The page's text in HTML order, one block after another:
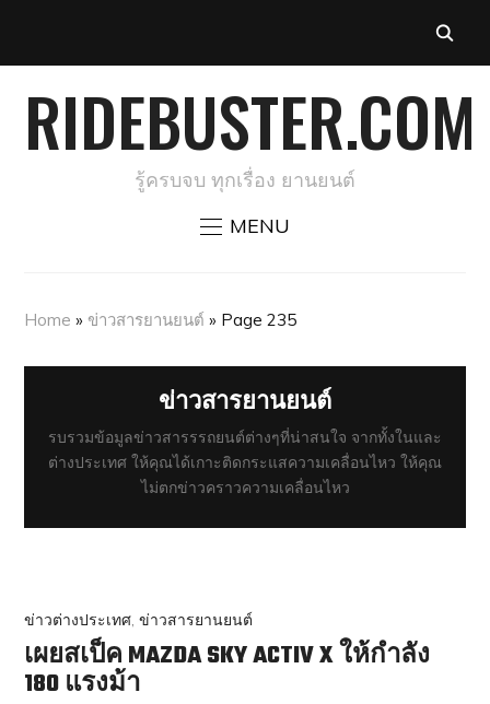
RIDEBUSTER.COM
รู้ครบจบ ทุกเรื่อง ยานยนต์
MENU
Home » ข่าวสารยานยนต์ » Page 235
ข่าวสารยานยนต์
รบรวมข้อมูลข่าวสารรรถยนต์ต่างๆที่น่าสนใจ จากทั้งในและ
ต่างประเทศ ให้คุณได้เกาะติดกระแสความเคลื่อนไหว ให้คุณ
ไม่ตกข่าวคราวความเคลื่อนไหว
ข่าวต่างประเทศ,ข่าวสารยานยนต์
เผยสเป็ค MAZDA SKY ACTIV X ให้กำลัง
180 แรงม้า